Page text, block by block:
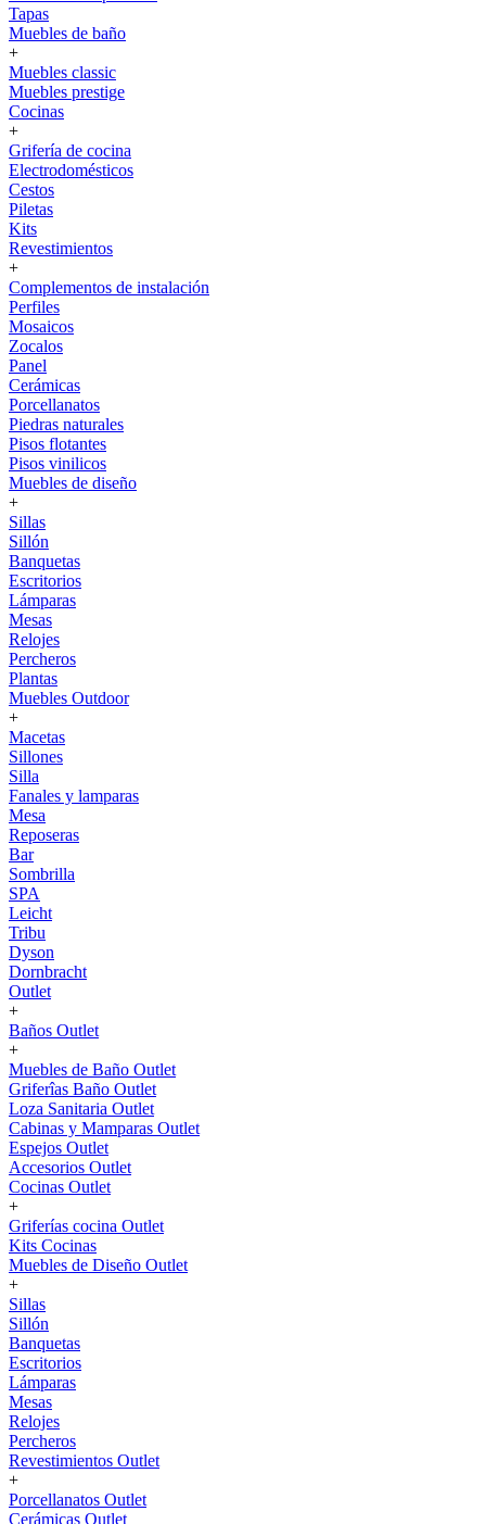
Tapas
Muebles de baño
+
Muebles classic
Muebles prestige
Cocinas
+
Grifería de cocina
Electrodomésticos
Cestos
Piletas
Kits
Revestimientos
+
Complementos de instalación
Perfiles
Mosaicos
Zocalos
Panel
Cerámicas
Porcellanatos
Piedras naturales
Pisos flotantes
Pisos vinilicos
Muebles de diseño
+
Sillas
Sillón
Banquetas
Escritorios
Lámparas
Mesas
Relojes
Percheros
Plantas
Muebles Outdoor
+
Macetas
Sillones
Silla
Fanales y lamparas
Mesa
Reposeras
Bar
Sombrilla
SPA
Leicht
Tribu
Dyson
Dornbracht
Outlet
+
Baños Outlet
+
Muebles de Baño Outlet
Griferîas Baño Outlet
Loza Sanitaria Outlet
Cabinas y Mamparas Outlet
Espejos Outlet
Accesorios Outlet
Cocinas Outlet
+
Griferías cocina Outlet
Kits Cocinas
Muebles de Diseño Outlet
+
Sillas
Sillón
Banquetas
Escritorios
Lámparas
Mesas
Relojes
Percheros
Revestimientos Outlet
+
Porcellanatos Outlet
Cerámicas Outlet